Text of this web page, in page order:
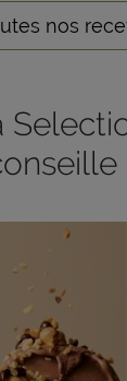
nos